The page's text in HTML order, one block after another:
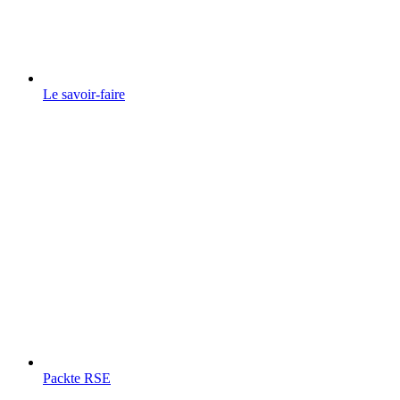
Le savoir-faire
Packte RSE